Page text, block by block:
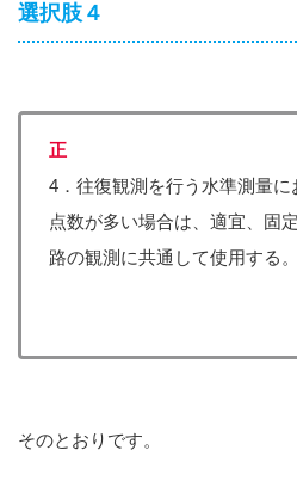
選択肢４
正
4．往復観測を行う水準測量に
点数が多い場合は、適宜、固
路の観測に共通して使用する。
そのとおりです。